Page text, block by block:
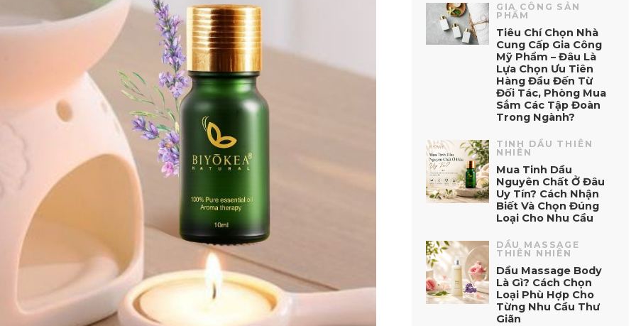
GIA CÔNG SẢN
PHẨM
Tiêu Chí Chọn Nhà
Cung Cấp Gia Công
Mỹ Phẩm – Đâu Là
Lựa Chọn Ưu Tiên
Hàng Đầu Đến Từ
Đối Tác, Phòng Mua
Sắm Các Tập Đoàn
Trong Ngành?
TINH DẦU THIÊN
NHIÊN
Mua Tinh Dầu
Nguyên Chất Ở Đâu
Uy Tín? Cách Nhận
Biết Và Chọn Đúng
Loại Cho Nhu Cầu
DẦU MASSAGE
THIÊN NHIÊN
Dầu Massage Body
Là Gì? Cách Chọn
Loại Phù Hợp Cho
Từng Nhu Cầu Thư
Giãn